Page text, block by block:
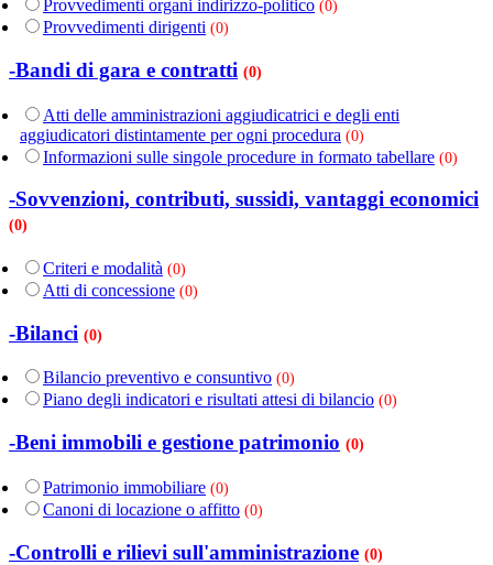
Provvedimenti organi indirizzo-politico (0)
Provvedimenti dirigenti (0)
-Bandi di gara e contratti (0)
Atti delle amministrazioni aggiudicatrici e degli enti
aggiudicatori distintamente per ogni procedura (0)
Informazioni sulle singole procedure in formato tabellare (0)
-Sovvenzioni, contributi, sussidi, vantaggi economici
(0)
Criteri e modalità (0)
Atti di concessione (0)
-Bilanci (0)
Bilancio preventivo e consuntivo (0)
Piano degli indicatori e risultati attesi di bilancio (0)
-Beni immobili e gestione patrimonio (0)
Patrimonio immobiliare (0)
Canoni di locazione o affitto (0)
-Controlli e rilievi sull'amministrazione (0)